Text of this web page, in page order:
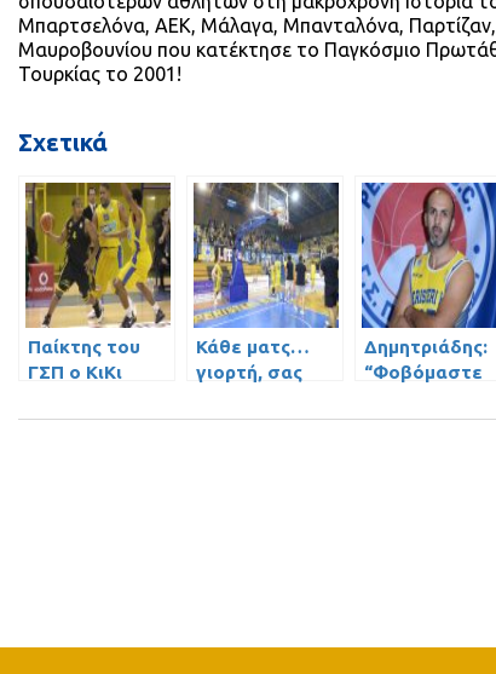
Μπαρτσελόνα, ΑΕΚ, Μάλαγα, Μπανταλόνα, Παρτίζαν,
Μαυροβουνίου που κατέκτησε το Παγκόσμιο
Τουρκίας το 2001!
Σχετικά
Παίκτης του
ΓΣΠ ο ΚιΚι
Κάθε ματς…
γιορτή, σας
Δημητριάδης:
“Φοβόμαστε
μας εαυτό”!